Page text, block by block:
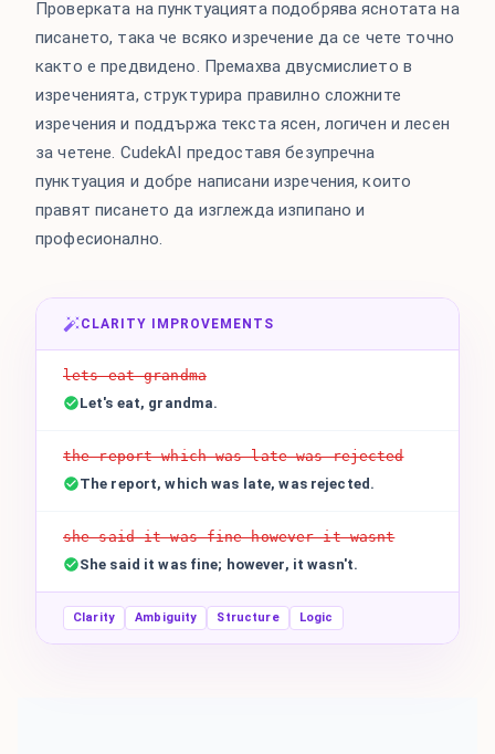
Проверката на пунктуацията подобрява яснотата на
писането, така че всяко изречение да се чете точно
както е предвидено. Премахва двусмислието в
изреченията, структурира правилно сложните
изречения и поддържа текста ясен, логичен и лесен
за четене. CudekAI предоставя безупречна
пунктуация и добре написани изречения, които
правят писането да изглежда изпипано и
професионално.
CLARITY IMPROVEMENTS
lets eat grandma
Let's eat, grandma.
the report which was late was rejected
The report, which was late, was rejected.
she said it was fine however it wasnt
She said it was fine; however, it wasn't.
Clarity Ambiguity Structure Logic